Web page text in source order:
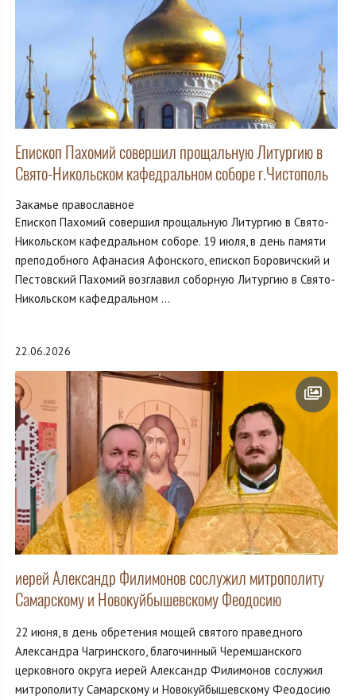
Епископ Пахомий совершил прощальную Литургию в
Свято-Никольском кафедральном соборе г.Чистополь
Закамье православное
Епископ Пахомий совершил прощальную Литургию в Свято-
Никольском кафедральном соборе. 19 июля, в день памяти
преподобного Афанасия Афонского, епископ Боровичский и
Пестовский Пахомий возглавил соборную Литургию в Свято-
Никольском кафедральном ...
22.06.2026
иерей Александр Филимонов сослужил митрополиту
Самарскому и Новокуйбышевскому Феодосию
22 июня, в день обретения мощей святого праведного
Александра Чагринского, благочинный Черемшанского
церковного округа иерей Александр Филимонов сослужил
митрополиту Самарскому и Новокуйбышевскому Феодосию